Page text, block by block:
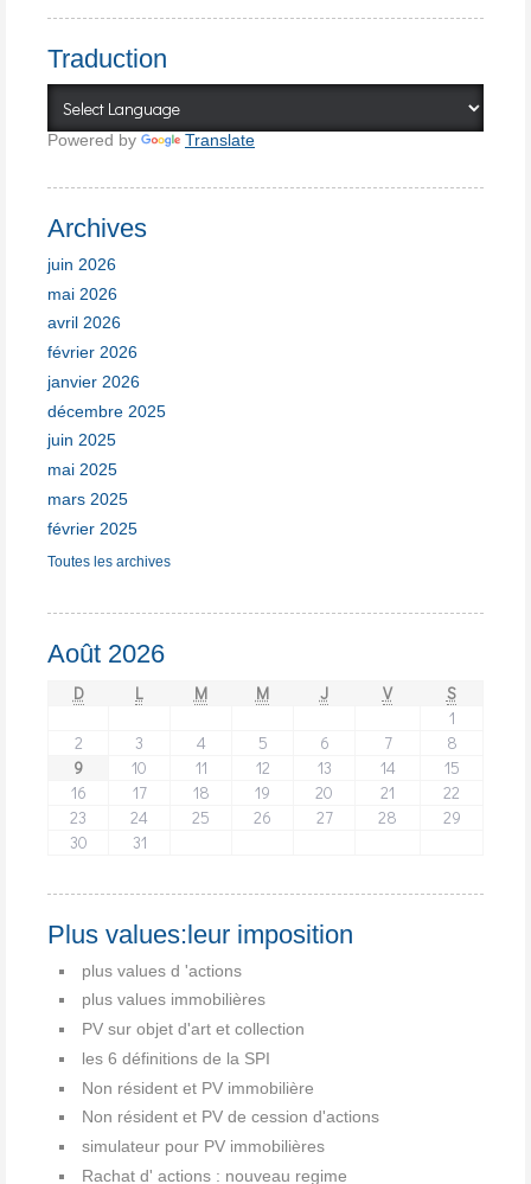
Traduction
Powered by Translate
Archives
juin 2026
mai 2026
avril 2026
février 2026
janvier 2026
décembre 2025
juin 2025
mai 2025
mars 2025
février 2025
Toutes les archives
Août 2026
D L M M J V
S
1
2
3 4 5 6 7
8
9
10 11 12 13 14
15
16
17 18 19 20 21
22
23
24 25 26 27 28
29
30
31
Plus values:leur imposition
plus values d 'actions
plus values immobilières
PV sur objet d'art et collection
les 6 définitions de la SPI
Non résident et PV immobilière
Non résident et PV de cession d'actions
simulateur pour PV immobilières
Rachat d' actions : nouveau regime